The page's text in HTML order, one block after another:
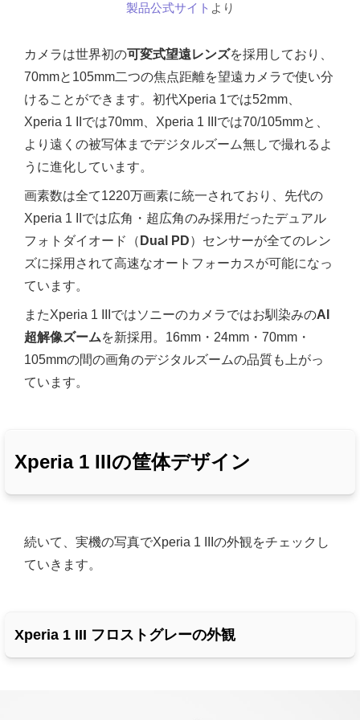
製品公式サイト より
カメラは世界初の可変式望遠レンズを採用しており、
70mmと105mm二つの焦点距離を望遠カメラで使い分
けることができます。初代Xperia 1では52mm、
Xperia 1 IIでは70mm、Xperia 1 IIIでは70/105mmと、
より遠くの被写体までデジタルズーム無しで撮れるよ
うに進化しています。
画素数は全て1220万画素に統一されており、先代の
Xperia 1 IIでは広角・超広角のみ採用だったデュアル
フォトダイオード（ Dual PD）センサーが全てのレン
ズに採用されて高速なオートフォーカスが可能になっ
ています。
またXperia 1 IIIではソニーのカメラではお馴染みのAI
超解像ズームを新採用。16mm・24mm・70mm・
105mmの間の画角のデジタルズームの品質も上がっ
ています。
Xperia 1 IIIの筐体デザイン
続いて、実機の写真でXperia 1 IIIの外観をチェックし
ていきます。
Xperia 1 III フロストグレーの外観